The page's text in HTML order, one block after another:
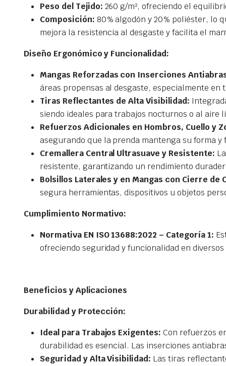
Peso del Tejido: 260 g/m², ofreciendo el
Composición: 80% algodón y 20% poliéster, lo
mejora la resistencia al desgaste y facilita el
Diseño Ergonómico y Funcionalidad:
Mangas Reforzadas con Inserciones
áreas propensas al desgaste, especialmente
Tiras Reflectantes de Alta Visibilidad:
siendo ideales para trabajos nocturnos o al aire
Refuerzos Adicionales en Hombros, Cuello y
asegurando que la prenda mantenga su forma
Cremallera Central Ultrasuave y Resistente:
resistente, garantizando un rendimiento
Bolsillos Laterales y en Mangas con Cierre de
segura herramientas, dispositivos u objetos
Cumplimiento Normativo:
Normativa EN ISO 13688:2022 – Categoría 1:
ofreciendo seguridad y funcionalidad en
Beneficios y Aplicaciones
Durabilidad y Protección:
Ideal para Trabajos Exigentes: Con refuerzos
durabilidad es esencial. Las inserciones
Seguridad y Alta Visibilidad: Las tiras